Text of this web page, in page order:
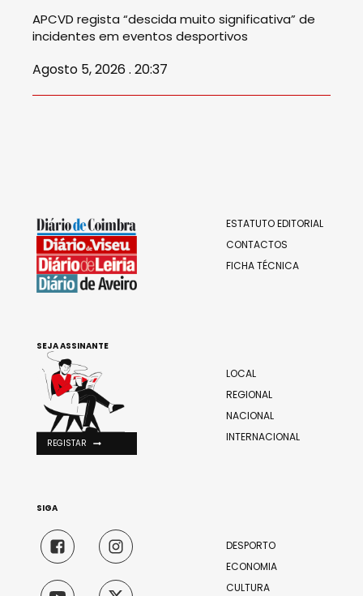
APCVD regista “descida muito significativa” de
incidentes em eventos desportivos
Agosto 5, 2026 . 20:37
ESTATUTO EDITORIAL
CONTACTOS
FICHA TÉCNICA
LOCAL
REGIONAL
NACIONAL
INTERNACIONAL
DESPORTO
ECONOMIA
CULTURA
SEJA ASSINANTE
REGISTAR
SIGA